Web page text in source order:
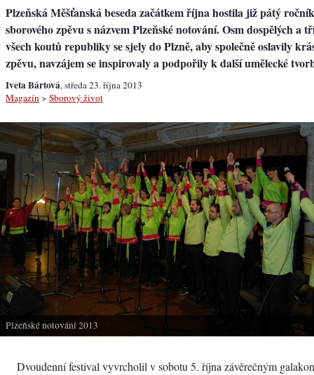
Plzeňská Měšťanská beseda začátkem října hostila již pátý
sborového zpěvu s názvem Plzeňské notování. Osm dospělých a
všech koutů republiky se sjely do Plzně, aby společně oslavily
zpěvu, navzájem se inspirovaly a podpořily k další umělecké
Iveta Bártová, středa 23. října 2013
Magazín > Sborový život
Plzeňské notování 2013
Dvoudenní festival vyvrcholil v sobotu 5. října závěrečným